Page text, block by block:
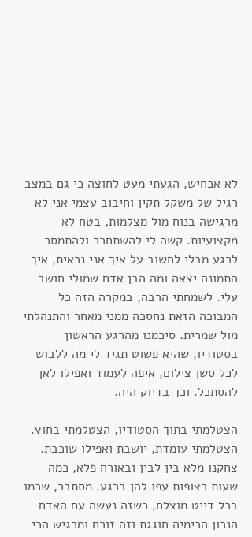
לא אכחיש, הגעתי מעט לחוצה כי גם במצב
רגיל של משקל תקין וחיבוב עצמי אני לא
מרגישה בנוח מול מצלמות, בטח לא
מקצועיות. קשה לי להשתחרר ולהתמסר
לרגע מבלי לחשוב על איך אני נראית, איך
התמונה יצאה ומה הבן אדם שמולי חושב
עלי. לשמחתי הרבה, במקרה הזה כל
המבוכה הזאת נחסכה ממני מאחר והתנהלתי
מול שמרית. סיכמנו מהרגע הראשון
בסטודיו, שהיא פשוט תגיד לי מה ללבוש
לכל סשן צילום, איפה לעמוד ואפילו לאן
להסתכל. וכך בדיוק היה.
הצטלמתי בתוך הסטודיו, הצטלמתי בחוץ.
הצטלמתי עומדת, יושבת ואפילו שוכבת.
צחקנו מלא בין לבין ובאורח פלא, כמה
שעות רצופות עפו להן ברגע. מסתבר, שכמו
בכל דייט מוצלח, כשזה נעשה עם האדם
הנכון הכימיה חוגגת וזה זורם ומרגיש הכי